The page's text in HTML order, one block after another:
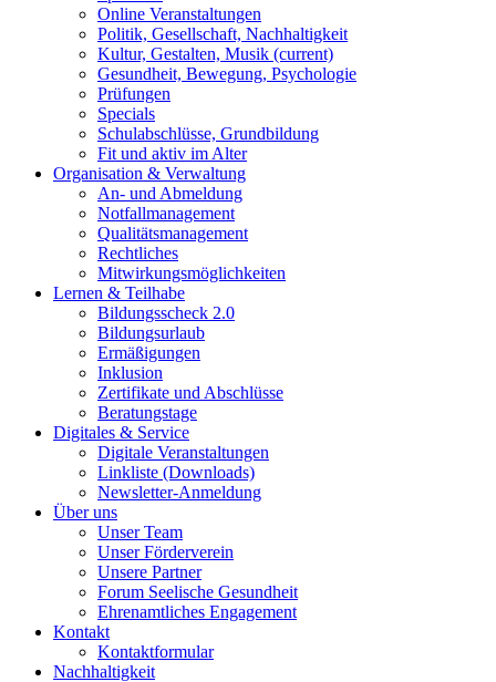
Online Veranstaltungen
Politik, Gesellschaft, Nachhaltigkeit
Kultur, Gestalten, Musik (current)
Gesundheit, Bewegung, Psychologie
Prüfungen
Specials
Schulabschlüsse, Grundbildung
Fit und aktiv im Alter
Organisation & Verwaltung
An- und Abmeldung
Notfallmanagement
Qualitätsmanagement
Rechtliches
Mitwirkungsmöglichkeiten
Lernen & Teilhabe
Bildungsscheck 2.0
Bildungsurlaub
Ermäßigungen
Inklusion
Zertifikate und Abschlüsse
Beratungstage
Digitales & Service
Digitale Veranstaltungen
Linkliste (Downloads)
Newsletter-Anmeldung
Über uns
Unser Team
Unser Förderverein
Unsere Partner
Forum Seelische Gesundheit
Ehrenamtliches Engagement
Kontakt
Kontaktformular
Nachhaltigkeit